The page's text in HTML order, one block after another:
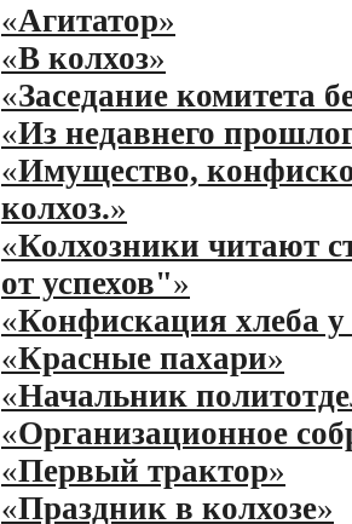
«Агитатор»
«В колхоз»
«Заседание комитета
«Из недавнего
«Имущество,
колхоз.»
«Колхозники читают
от успехов"»
«Конфискация хлеба у
«Красные пахари»
«Начальник
«Организационное
«Первый трактор»
«Праздник в колхозе»